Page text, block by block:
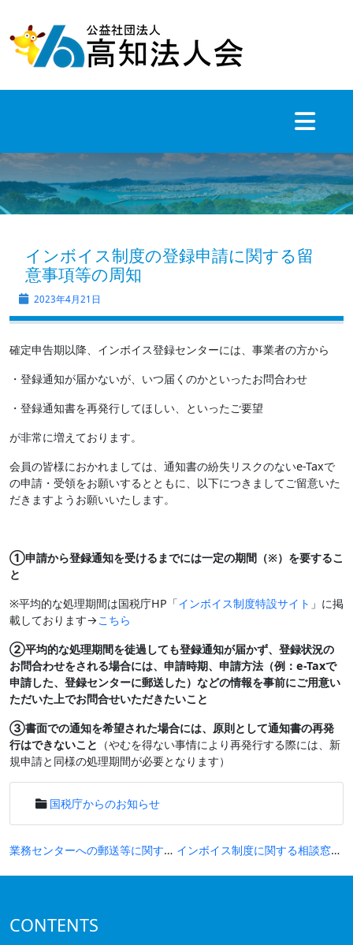
content
インボイス制度の登録申請に関する留
意事項等の周知
2023年4月21日
確定申告期以降、インボイス登録センターには、事業者の方から
・登録通知が届かないが、いつ届くのかといったお問合わせ
・登録通知書を再発行してほしい、といったご要望
が非常に増えております。
会員の皆様におかれましては、通知書の紛失リスクのないe-Taxで
の申請・受領をお願いするとともに、以下につきましてご留意いた
だきますようお願いいたします。
①申請から登録通知を受けるまでには一定の期間（※）を要するこ
と
※平均的な処理期間は国税庁HP「インボイス制度特設サイト 」に掲
載しております→ こちら
②平均的な処理期間を徒過しても登録通知が届かず、登録状況の
お問合わせをされる場合には、申請時期、申請方法（例：e-Taxで
申請した、登録センターに郵送した）などの情報を事前にご用意い
ただいた上でお問合せいただきたいこと
③書面での通知を希望された場合には、原則として通知書の再発
行はできないこと （やむを得ない事情により再発行する際には、新
規申請と同様の処理期間が必要となります）
国税庁からのお知らせ
投
稿
ビ
業務センターへの郵送等に関するお願いについて インボイス制度に関する相談窓口一覧表について
CONTENTS